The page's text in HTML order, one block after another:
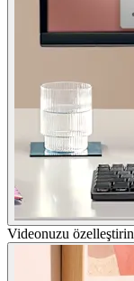
Videonuzu özelleştirin